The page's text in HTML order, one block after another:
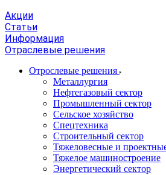
Акции
Статьи
Информация
Отраслевые решения
Отрослевые решения
Металлургия
Нефтегазовый сектор
Промышленный сектор
Сельское хозяйство
Спецтехника
Строительный сектор
Тяжеловесные и
Тяжелое машиностроение
Энергетический сектор